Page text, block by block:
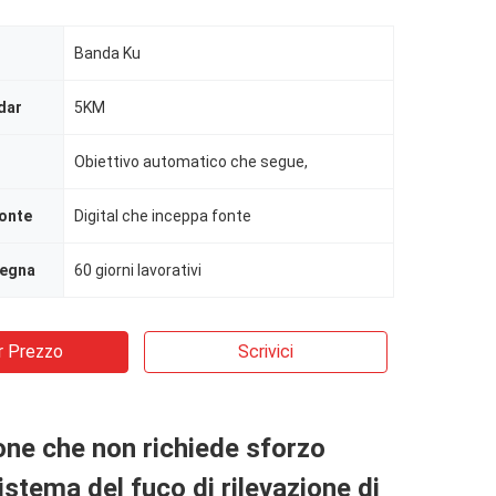
Banda Ku
5KM
Obiettivo automatico che segue,
Digital che inceppa fonte
60 giorni lavorativi
Prezzo Scrivici
che non richiede sforzo
del fuco di rilevazione di